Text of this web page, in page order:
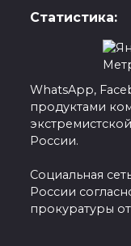
Статистика:
WhatsApp,
продуктами
России.
Социальная
России
прокуратуры